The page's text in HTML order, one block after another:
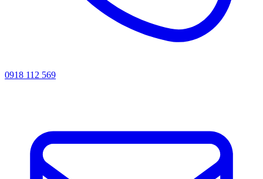
0918 112 569